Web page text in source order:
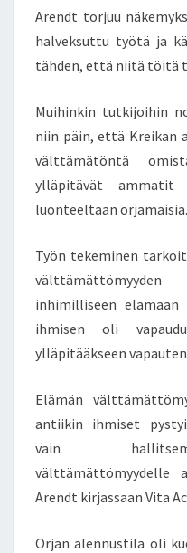
Arendt torjuu
halveksuttu työtä ja
tähden, että niitä töitä
Muihinkin tutkijoihin
niin päin, että Kreikan
välttämätöntä
ylläpitävät ammatit
luonteeltaan orjamaisia.
Työn tekeminen
inhimilliseen
ihmisen oli
ylläpitääkseen
Elämän
antiikin ihmiset
vain
välttämättömyydelle
Arendt kirjassaan Vita
Orjan alennustila oli